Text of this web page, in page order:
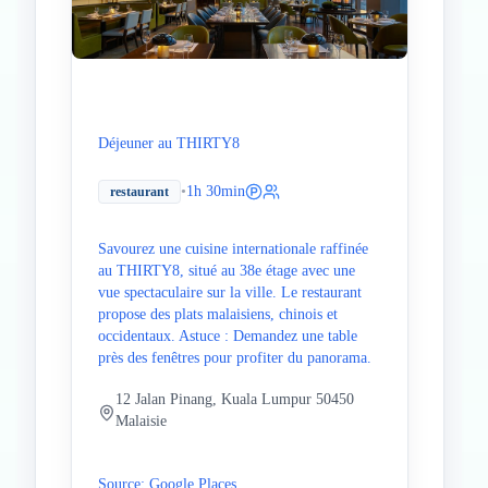
Déjeuner au THIRTY8
restaurant •1h 30min
Savourez une cuisine internationale raffinée
au THIRTY8, situé au 38e étage avec une
vue spectaculaire sur la ville. Le restaurant
propose des plats malaisiens, chinois et
occidentaux. Astuce : Demandez une table
près des fenêtres pour profiter du panorama.
12 Jalan Pinang, Kuala Lumpur 50450
Malaisie
Source: Google Places